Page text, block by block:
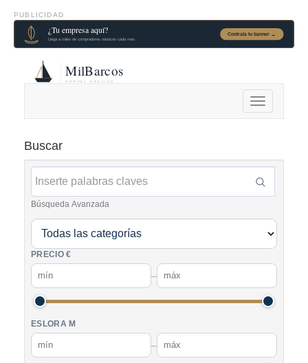
PUBLICIDAD
Alternar
navegación
Buscar
Búsqueda Avanzada
PRECIO €
–
ESLORA M
–